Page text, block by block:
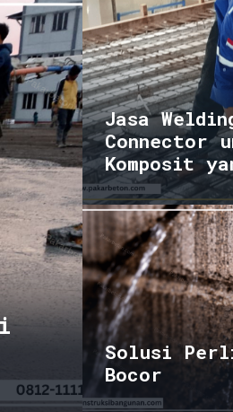
Jasa
Connector
Komposit
Solusi
Bocor